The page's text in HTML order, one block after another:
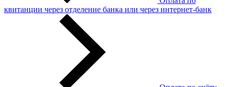
квитанции через отделение банка или через интернет-банк